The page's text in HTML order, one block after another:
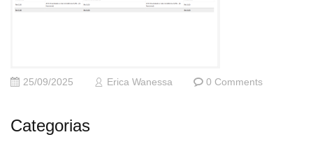
25/09/2025 Erica Wanessa 0 Comments
Categorias